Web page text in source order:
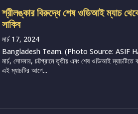
শ্রীলঙ্কার বিরুদ্ধে শেষ ওডিআই ম্যাচ
সাকিব
মার্চ 17, 2024
Bangladesh Team. (Photo Source: ASIF
মার্চ, সোমবার, চট্টগ্রামে তৃতীয় এবং শেষ ওডিআই
এই ম্যাচটির আগে...